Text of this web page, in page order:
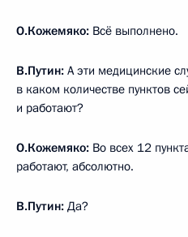
О.Кожемяко: Всё выполнено.
В.Путин: А эти медицинские
в каком количестве пунктов
и работают?
О.Кожемяко: Во всех 12
работают, абсолютно.
В.Путин: Да?